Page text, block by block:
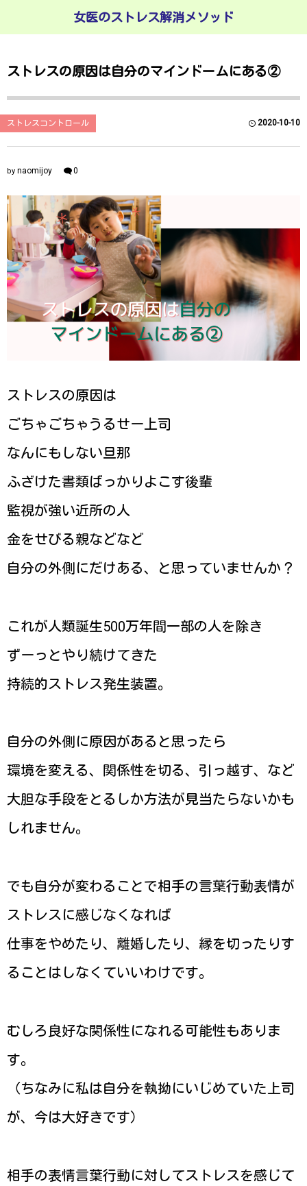
女医のストレス解消メソッド
ストレスの原因は自分のマインドームにある②
ストレスコントロール 2020-10-10
by naomijoy 0
ストレスの原因は
ごちゃごちゃうるせー上司
なんにもしない旦那
ふざけた書類ばっかりよこす後輩
監視が強い近所の人
金をせびる親などなど
自分の外側にだけある、と思っていませんか？
これが人類誕生500万年間一部の人を除き
ずーっとやり続けてきた
持続的ストレス発生装置。
自分の外側に原因があると思ったら
環境を変える、関係性を切る、引っ越す、など
大胆な手段をとるしか方法が見当たらないかも
しれません。
でも自分が変わることで相手の言葉行動表情が
ストレスに感じなくなれば
仕事をやめたり、離婚したり、縁を切ったりす
ることはしなくていいわけです。
むしろ良好な関係性になれる可能性もありま
す。
（ちなみに私は自分を執拗にいじめていた上司
が、今は大好きです）
相手の表情言葉行動に対してストレスを感じて